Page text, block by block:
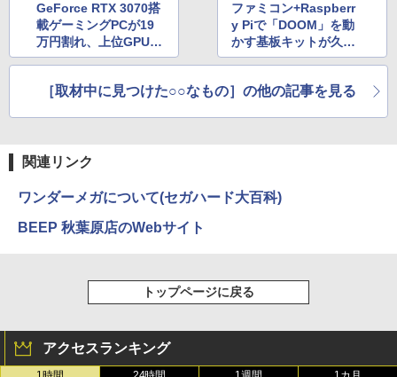
GeForce RTX 3070搭
載ゲーミングPCが19
万円割れ、上位GPU搭
載のBTO PCが多数特
ファミコン+Raspberr
y Piで「DOOM」を動
かす基板キットが久々
の再入荷
［取材中に見つけた○○なもの］の他の記事を見る
関連リンク
ワンダーメガについて(セガハード大百科)
BEEP 秋葉原店のWebサイト
トップページに戻る
アクセスランキング